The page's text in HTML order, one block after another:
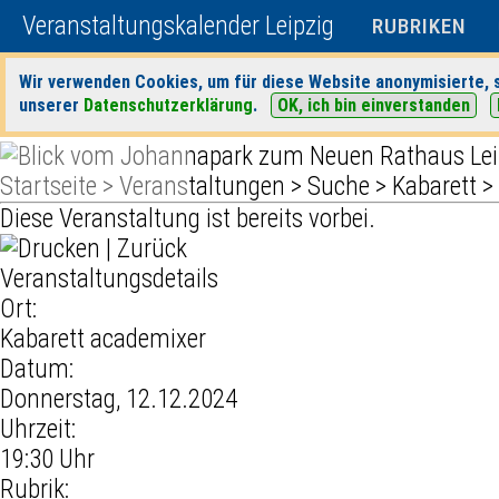
Veranstaltungskalender Leipzig RUBRIKEN
Wir verwenden Cookies, um für diese Website
unserer Datenschutzerklärung. OK, ich bin einverstanden
Startseite > Veranstaltungen > Suche > Kabarett >
Diese Veranstaltung ist bereits vorbei.
Zurück
Veranstaltungsdetails
Ort:
Kabarett academixer
Datum:
Donnerstag, 12.12.2024
Uhrzeit:
19:30 Uhr
Rubrik: